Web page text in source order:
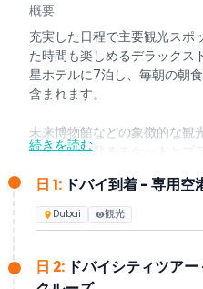
概要
充実した日程で主要観光スポ
た時間も楽しめるデラックス
星ホテルに7泊し、毎朝の朝
含まれます。
未来博物館などの象徴的な観
の展望台へ登るチケットとプ
イブニングデザートサファリ
ドバイのガイド付き市内観
る終日観光ツアーも含まれま
続きを読む
日 1: ドバイ到着 - 専用空
Dubai 観光
日 2: ドバイシティツア